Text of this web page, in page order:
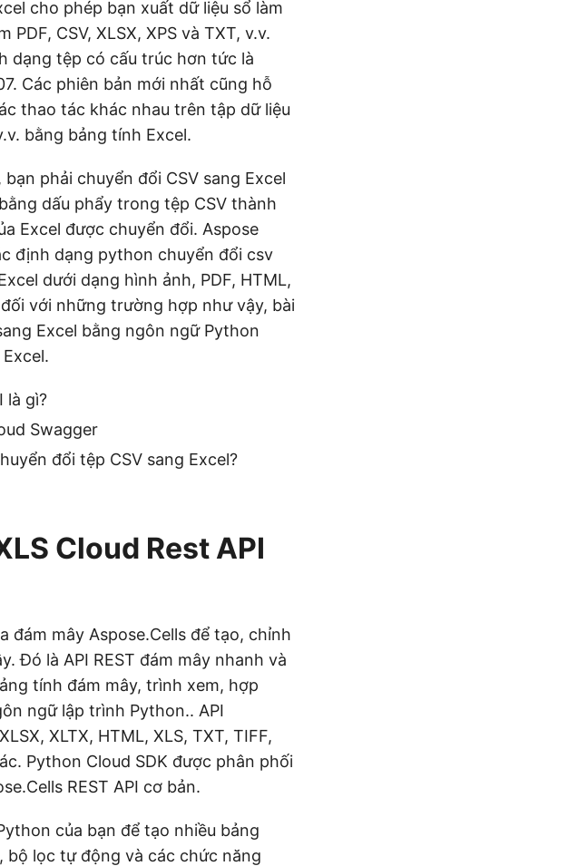
cho phép bạn xuất dữ liệu sổ làm
CSV, XLSX, XPS và TXT, v.v.
dạng tệp có cấu trúc hơn tức là
Các phiên bản mới nhất cũng hỗ
thao tác khác nhau trên tập dữ liệu
bằng bảng tính Excel.
phải chuyển đổi CSV sang Excel
dấu phẩy trong tệp CSV thành
Excel được chuyển đổi. Aspose
định dạng python chuyển đổi csv
dưới dạng hình ảnh, PDF, HTML,
đối với những trường hợp như vậy, bài
Excel bằng ngôn ngữ Python
là gì?
Swagger
đổi tệp CSV sang Excel?
Cloud Rest API
đám mây Aspose.Cells để tạo, chỉnh
Đó là API REST đám mây nhanh và
tính đám mây, trình xem, hợp
ngữ lập trình Python.. API
XLTX, HTML, XLS, TXT, TIFF,
Python Cloud SDK được phân phối
REST API cơ bản.
của bạn để tạo nhiều bảng
lọc tự động và các chức năng